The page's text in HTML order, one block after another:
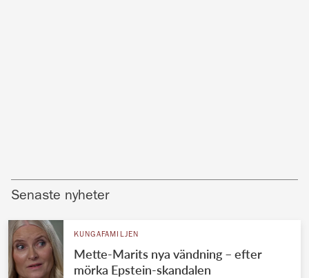
Senaste nyheter
KUNGAFAMILJEN
Mette-Marits nya vändning – efter
mörka Epstein-skandalen